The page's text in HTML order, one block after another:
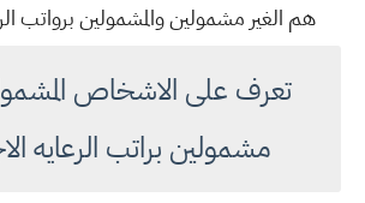
هم الغير مشمولين والمشمولين برواتب
تعرف على الاشخاص
مشمولين براتب الرعايه